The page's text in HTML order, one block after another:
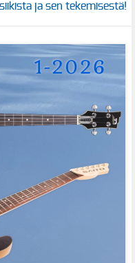
ja sen tekemisestä!